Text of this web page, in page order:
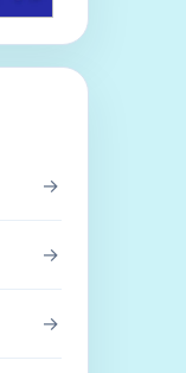
→
→
→